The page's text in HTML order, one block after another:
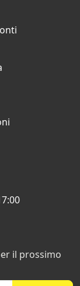
il prossimo